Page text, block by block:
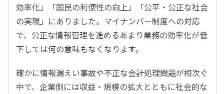
効率化」「国民の利便性の向上」「公平・公正な社会
の実現」にありました。マイナンバー制度への対応
で、公正な情報管理を進めるあまり業務の効率化が低
下しては何の意味もなくなります。
確かに情報漏えい事故や不正な会計処理問題が相次ぐ
中で、企業側には収益・規模の拡大とともに社会的な